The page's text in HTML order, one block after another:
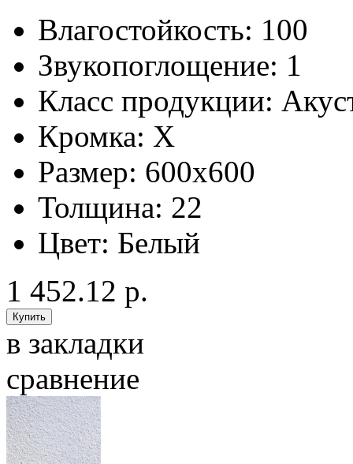
Влагостойкость: 100
Звукопоглощение: 1
Класс продукции:
Кромка: X
Размер: 600x600
Толщина: 22
Цвет: Белый
1 452.12 р.
в закладки
сравнение